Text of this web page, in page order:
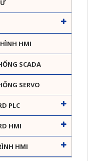
HMI
SCADA
SERVO
PLC
HMI
HMI